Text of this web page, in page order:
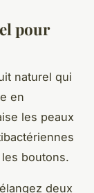
pour
naturel qui
en
les peaux
boutons.
deux